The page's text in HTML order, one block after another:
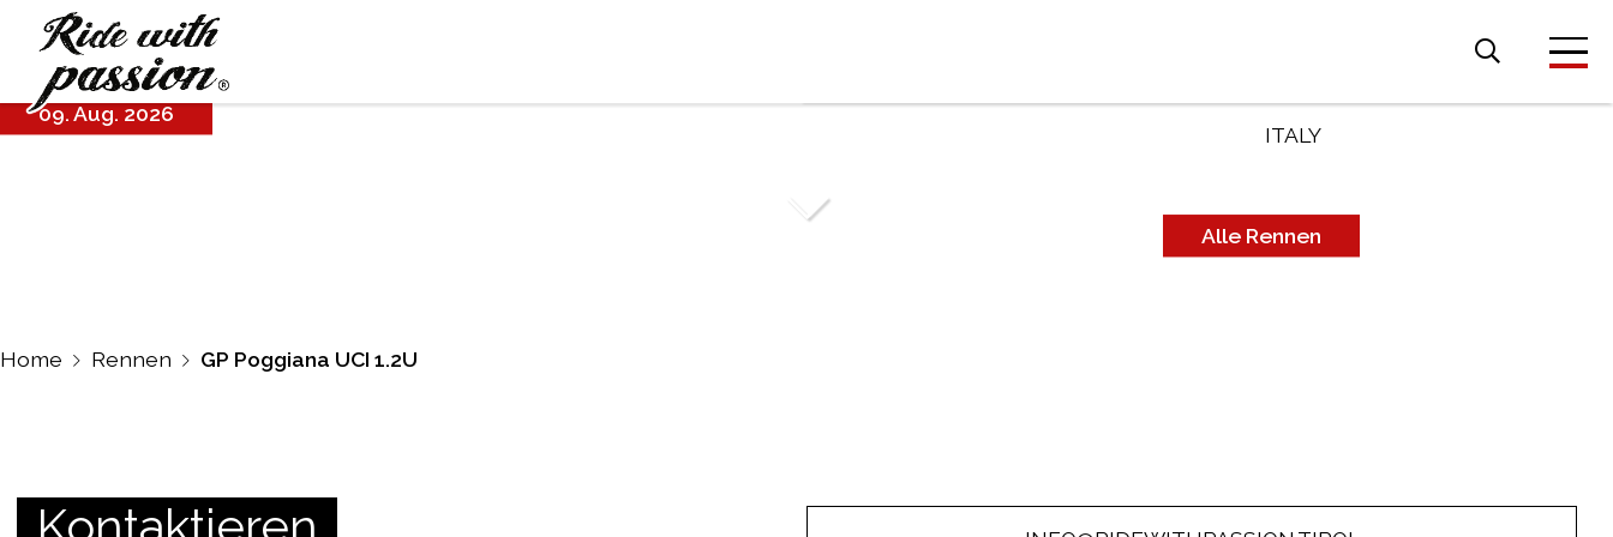
nach:
GP Poggiana
09. Aug. 2026
ITALY
Alle Rennen
Home Rennen GP Poggiana UCI 1.2U
Kontaktieren